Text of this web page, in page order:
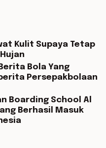
Kulit Supaya Tetap
Bola Yang
Persepakbolaan
Boarding School Al
Berhasil Masuk